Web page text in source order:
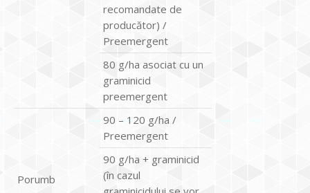
recomandate de
producător) /
Preemergent
80 g/ha asociat cu un
graminicid
preemergent
Porumb
90 – 120 g/ha /
Preemergent
90 g/ha + graminicid
(în cazul